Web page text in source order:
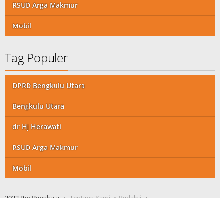
RSUD Arga Makmur
Mobil
Tag Populer
DPRD Bengkulu Utara
Bengkulu Utara
dr Hj Herawati
RSUD Arga Makmur
Mobil